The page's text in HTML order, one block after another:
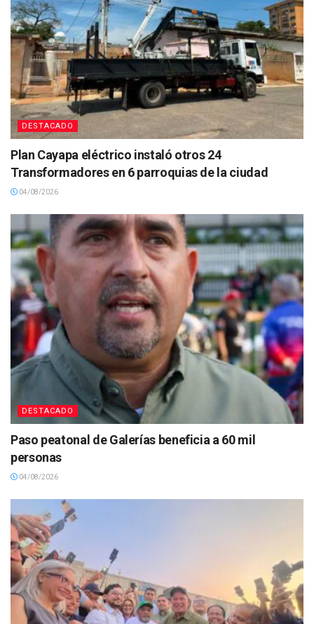
DESTACADO
Plan Cayapa eléctrico instaló otros 24
Transformadores en 6 parroquias de la ciudad
04/08/2026
DESTACADO
Paso peatonal de Galerías beneficia a 60 mil
personas
04/08/2026